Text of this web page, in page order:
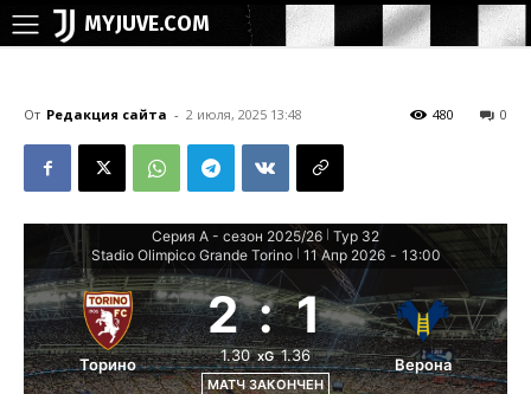
MYJUVE.COM
От Редакция сайта - 2 июля, 2025 13:48 0
480
Серия А - сезон 2025/26 Тур 32
Stadio Olimpico Grande Torino
11 Апр 2026 - 13:00
Торино
2 : 1
1.30 xG 1.36
МАТЧ ЗАКОНЧЕН
Верона